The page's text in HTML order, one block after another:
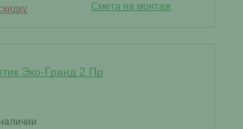
Смета на монтаж
Эко-Гранд 2 Пр